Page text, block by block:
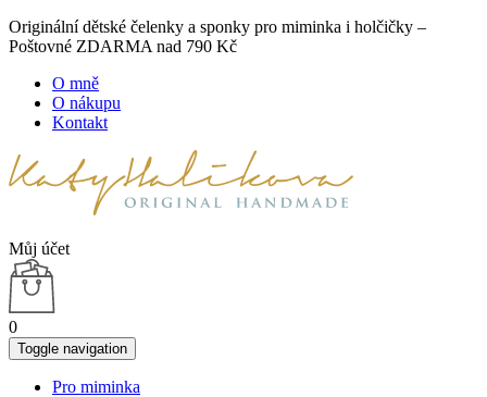
Originální dětské čelenky a sponky pro miminka i holčičky –
Poštovné ZDARMA nad 790 Kč
O mně
O nákupu
Kontakt
Můj účet
0
Toggle navigation
Pro miminka